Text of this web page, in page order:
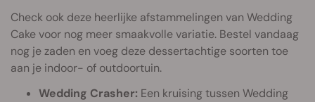
Check ook deze heerlijke afstammelingen van Wedding
Cake voor nog meer smaakvolle variatie. Bestel vandaag
nog je zaden en voeg deze dessertachtige soorten toe
aan je indoor- of outdoortuin.
Wedding Crasher: Een kruising tussen Wedding